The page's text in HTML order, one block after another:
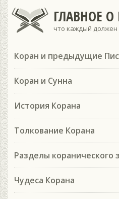
ГЛАВНОЕ О
что каждый должен
Коран и предыдущие
Коран и Сунна
История Корана
Толкование Корана
Разделы коранического
Чудеса Корана